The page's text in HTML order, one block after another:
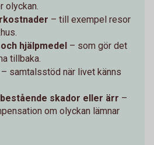
olyckan.
– till exempel resor
hjälpmedel – som gör det
tillbaka.
– samtalsstöd när livet känns
skador eller ärr –
om olyckan lämnar